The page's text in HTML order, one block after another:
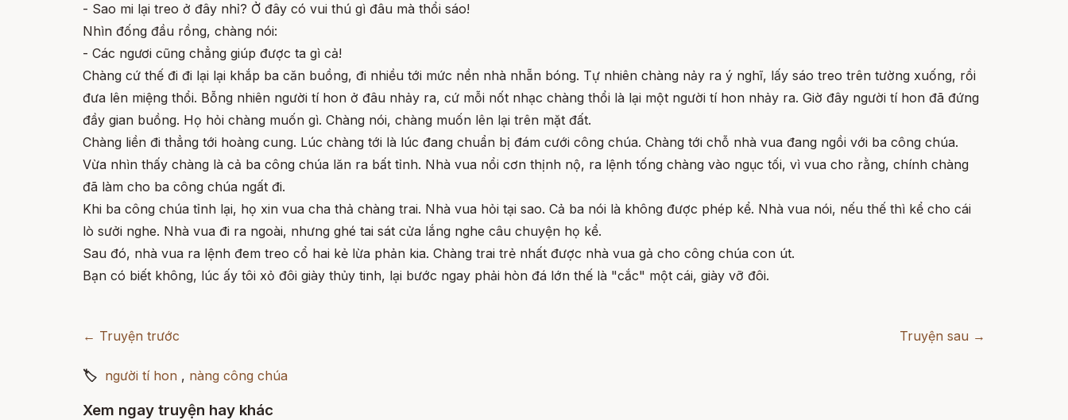
- Sao mi lại treo ở đây nhỉ? Ở đây có vui thú gì đâu mà thổi sáo!
Nhìn đống đầu rồng, chàng nói:
- Các ngươi cũng chẳng giúp được ta gì cả!
Chàng cứ thế đi đi lại lại khắp ba căn buồng, đi nhiều tới mức nền nhà nhẵn bóng. Tự nhiên chàng nảy ra ý nghĩ, lấy sáo treo trên tường xuống, rồi
đưa lên miệng thổi. Bỗng nhiên người tí hon ở đâu nhảy ra, cứ mỗi nốt nhạc chàng thổi là lại một người tí hon nhảy ra. Giờ đây người tí hon đã đứng
đầy gian buồng. Họ hỏi chàng muốn gì. Chàng nói, chàng muốn lên lại trên mặt đất.
Chàng liền đi thẳng tới hoàng cung. Lúc chàng tới là lúc đang chuẩn bị đám cưới công chúa. Chàng tới chỗ nhà vua đang ngồi với ba công chúa.
Vừa nhìn thấy chàng là cả ba công chúa lăn ra bất tỉnh. Nhà vua nổi cơn thịnh nộ, ra lệnh tống chàng vào ngục tối, vì vua cho rằng, chính chàng
đã làm cho ba công chúa ngất đi.
Khi ba công chúa tỉnh lại, họ xin vua cha thả chàng trai. Nhà vua hỏi tại sao. Cả ba nói là không được phép kể. Nhà vua nói, nếu thế thì kể cho cái
lò sưởi nghe. Nhà vua đi ra ngoài, nhưng ghé tai sát cửa lắng nghe câu chuyện họ kể.
Sau đó, nhà vua ra lệnh đem treo cổ hai kẻ lừa phản kia. Chàng trai trẻ nhất được nhà vua gả cho công chúa con út.
Bạn có biết không, lúc ấy tôi xỏ đôi giày thủy tinh, lại bước ngay phải hòn đá lớn thế là "cắc" một cái, giày vỡ đôi.
← Truyện trước Truyện sau →
🏷 người tí hon , nàng công chúa
Xem ngay truyện hay khác